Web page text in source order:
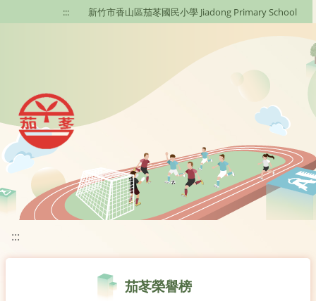
移至網頁之主要內容區位置
::: 新竹市香山區茄苳國民小學 Jiadong Primary School
:::
茄苳榮譽榜